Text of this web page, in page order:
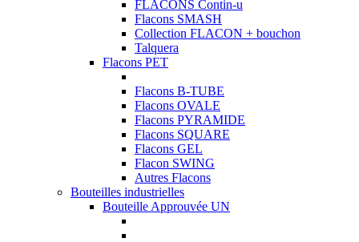
FLACONS Contin-u
Flacons SMASH
Collection FLACON + bouchon
Talquera
Flacons PET
Flacons B-TUBE
Flacons OVALE
Flacons PYRAMIDE
Flacons SQUARE
Flacons GEL
Flacon SWING
Autres Flacons
Bouteilles industrielles
Bouteille Approuvée UN